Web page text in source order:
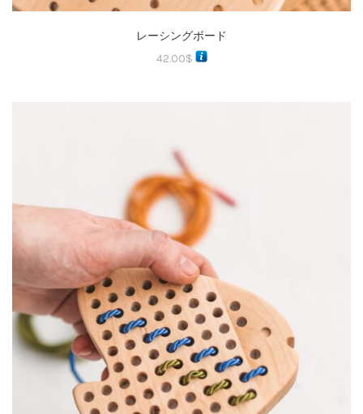
レーシングボード
42.00$